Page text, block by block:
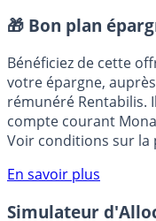
Placement sans
🎁 Bon plan
Bénéficiez de cette
votre épargne,
rémunéré Rentabilis.
Voir conditions sur la
En savoir plus